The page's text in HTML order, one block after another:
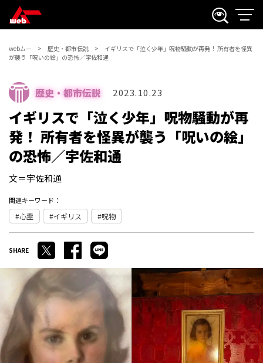
webムー 歴史・都市伝説
イギリスで「泣く少年」呪物騒動が再発！ 所有者を怪異
が襲う「呪いの絵」の恐怖／宇佐和通
歴史・都市伝説 2023.10.23
イギリスで「泣く少年」呪物騒動が再
発！ 所有者を怪異が襲う「呪いの絵」
の恐怖／宇佐和通
文＝宇佐和通
関連キーワード：
心霊 イギリス 呪物